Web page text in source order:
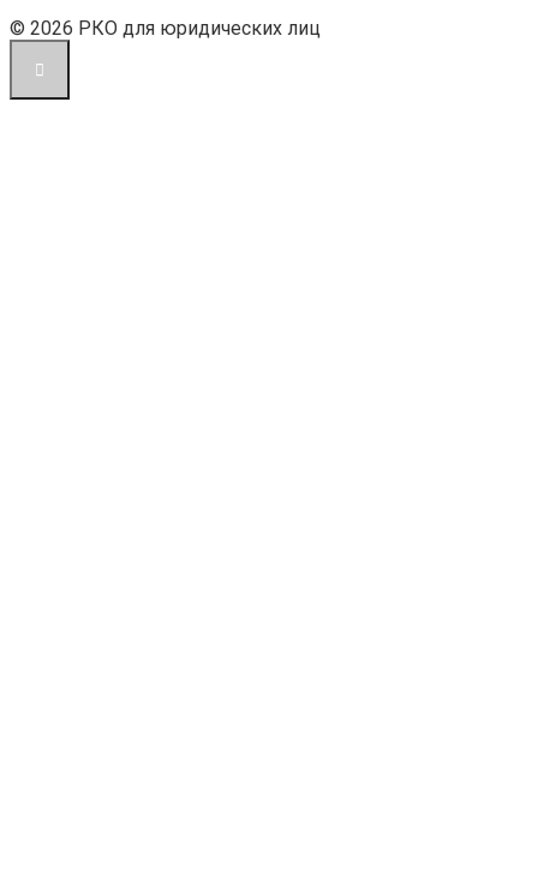
© 2026 РКО для юридических лиц